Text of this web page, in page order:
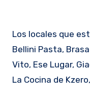
Los locales que
Bellini Pasta,
Vito, Ese Lugar,
La Cocina de